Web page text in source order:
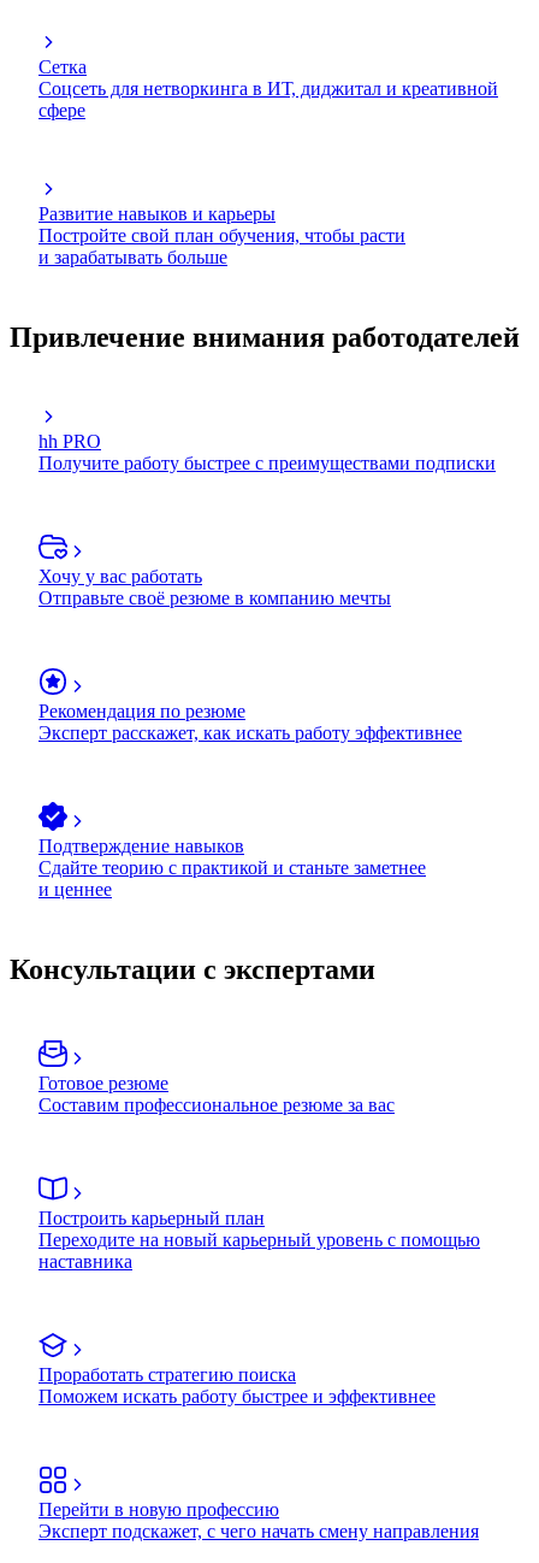
Сетка
Соцсеть для нетворкинга в ИТ, диджитал и креативной
сфере
Развитие навыков и карьеры
Постройте свой план обучения, чтобы расти
и зарабатывать больше
Привлечение внимания работодателей
hh PRO
Получите работу быстрее с преимуществами подписки
Хочу у вас работать
Отправьте своё резюме в компанию мечты
Рекомендация по резюме
Эксперт расскажет, как искать работу эффективнее
Подтверждение навыков
Сдайте теорию с практикой и станьте заметнее
и ценнее
Консультации с экспертами
Готовое резюме
Составим профессиональное резюме за вас
Построить карьерный план
Переходите на новый карьерный уровень с помощью
наставника
Проработать стратегию поиска
Поможем искать работу быстрее и эффективнее
Перейти в новую профессию
Эксперт подскажет, с чего начать смену направления